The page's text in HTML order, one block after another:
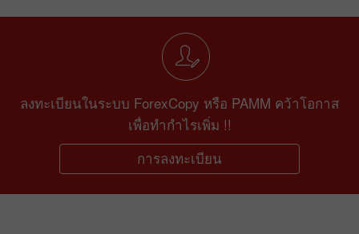
ลงทะเบียนในระบบ ForexCopy หรือ PAMM คว้าโอกาส
เพื่อทำกำไรเพิ่ม !!
การลงทะเบียน